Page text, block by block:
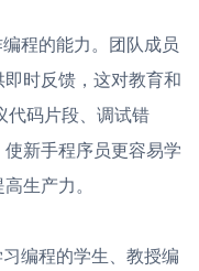
程的能力。团队成员
时反馈，这对教育和
代码片段、调试错
新手程序员更容易学
生产力。
编程的学生、教授编